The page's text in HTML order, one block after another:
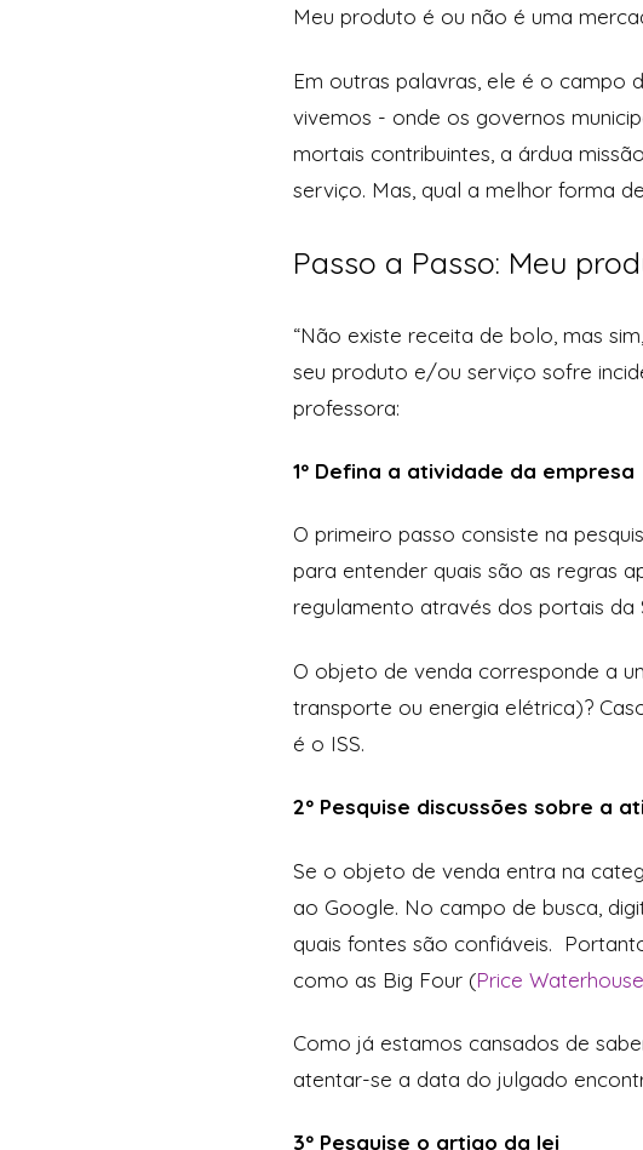
Meu produto é ou não é uma
Em outras palavras, ele é o campo
vivemos - onde os governos
mortais contribuintes, a árdua
serviço. Mas, qual a melhor forma
Passo a Passo: Meu
“Não existe receita de bolo, mas
seu produto e/ou serviço sofre
professora:
1º Defina a atividade da empresa
O primeiro passo consiste na
para entender quais são as regras
regulamento através dos portais da
O objeto de venda corresponde a
transporte ou energia elétrica)?
é o ISS.
2º Pesquise discussões sobre a
Se o objeto de venda entra na
ao Google. No campo de busca,
quais fontes são confiáveis.
como as Big Four (Price Waterhouse
Como já estamos cansados de
atentar-se a data do julgado
3º Pesquise o artigo da lei